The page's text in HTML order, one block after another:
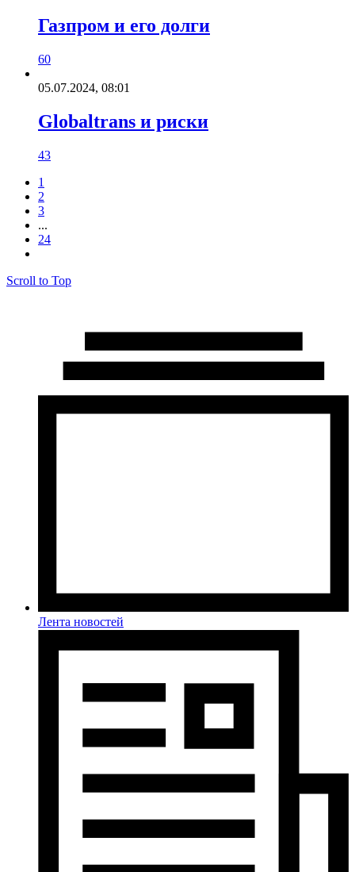
Газпром и его долги
60
05.07.2024, 08:01
Globaltrans и риски
43
1
2
3
...
24
Scroll to Top
Лента новостей